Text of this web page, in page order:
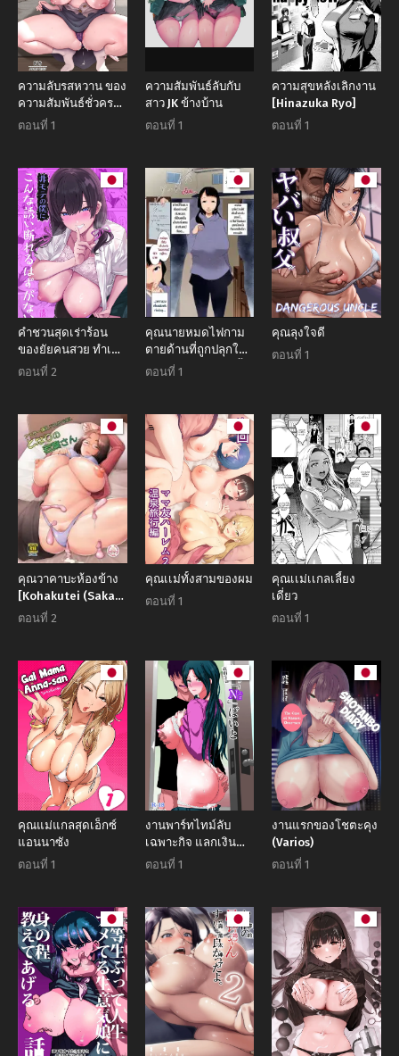
ความลับรสหวาน ของ
ความสัมพันธ์ชั่วคราว
(CLOUDY)
ตอนที่ 1
ความสัมพันธ์ลับกับ
สาว JK ข้างบ้าน
ตอนที่ 1
ความสุขหลังเลิกงาน
[Hinazuka Ryo]
ตอนที่ 1
คำชวนสุดเร่าร้อน
ของยัยคนสวย ทำเอา
หนุ่มไร้เสน่ห์ใจแตก
ตอนที่ 2
คุณนายหมดไฟกาม
ตายด้านที่ถูกปลุกให้
ซู่ซ่า กับแก๊งทางหนี้
Kimeseku
ตอนที่ 1
คุณลุงใจดี
ตอนที่ 1
คุณวาคาบะห้องข้าง
[Kohakutei (Sakai
Hamachi)] Tonari
ตอนที่ 2
คุณเเม่ทั้งสามของผม
ตอนที่ 1
คุณเเม่เเกลเลี้ยง
เดี่ยว
ตอนที่ 1
คุณแม่แกลสุดเอ็กซ์
แอนนาซัง
ตอนที่ 1
งานพาร์ทไทม์ลับ
เฉพาะกิจ แลกเงิน
แลกตัวจนฟินล้นเตียง
ตอนที่ 1
งานแรกของโชตะคุง
(Varios)
ตอนที่ 1